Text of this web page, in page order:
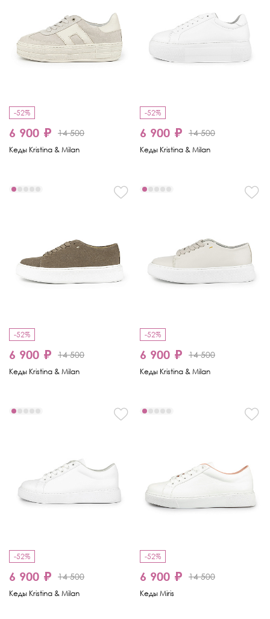
-52%
6 900 ₽ 14 500
Кеды Kristina & Milan
-52%
6 900 ₽ 14 500
Кеды Kristina & Milan
-52%
6 900 ₽ 14 500
Кеды Kristina & Milan
-52%
6 900 ₽ 14 500
Кеды Kristina & Milan
-52%
6 900 ₽ 14 500
Кеды Kristina & Milan
-52%
6 900 ₽ 14 500
Кеды Miris